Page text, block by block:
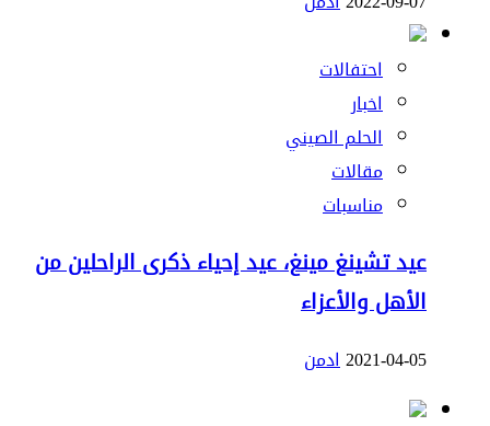
احتفالات
اخبار
الحلم الصيني
مقالات
مناسبات
عيد تشينغ مينغ، عيد إحياء ذكرى الراحلين من
الأهل والأعزاء
2021-04-05ادمن